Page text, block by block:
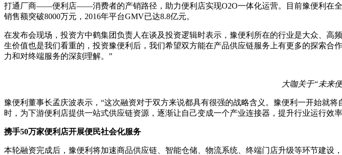
打通厂商——便利店——消费者的产销路径，助力便利店实现O2O一体化运营。目前豫便利在
销售额突破8000万元，2016年平台GMV已达8.8亿元。
在发布会现场，投资方中鹤集团负责人在谈及投资逻辑时表示，豫便利所在的行业是大众、
生价值也是我们看重的，投资豫便利后，我们希望双方能在产品供应链服务上有更多的探索
力和对终端服务的深刻理解。”
大咖关于“未来
豫便利董事长孟庆波表示，“这次融资对于双方来说都具有很强的战略含义。豫便利一开始就
时，为下游便利店提供一站式供应链资源，逐渐让自己变成一个产业连接器，提升行业运行效
携手50万家便利店开展便民社会化服务
本轮融资完成后，豫便利将加速商品供应链、智能仓储、物流系统、终端门店升级等环节建设